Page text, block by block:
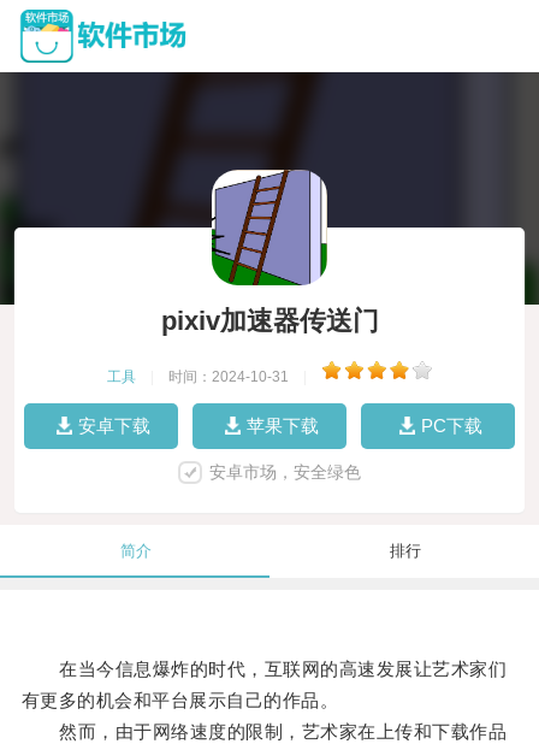
pixiv加速器传送门
工具 时间：2024-10-31
安卓下载 苹果下载 PC下载
安卓市场，安全绿色
简介 排行
在当今信息爆炸的时代，互联网的高速发展让艺术家们
有更多的机会和平台展示自己的作品。
然而，由于网络速度的限制，艺术家在上传和下载作品